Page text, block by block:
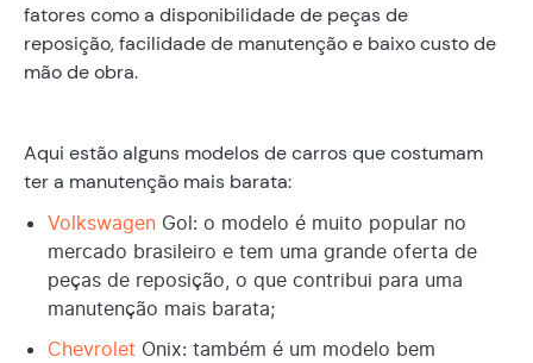
fatores como a disponibilidade de peças de
reposição, facilidade de manutenção e baixo custo de
mão de obra.
Aqui estão alguns modelos de carros que costumam
ter a manutenção mais barata:
Volkswagen Gol: o modelo é muito popular no
mercado brasileiro e tem uma grande oferta de
peças de reposição, o que contribui para uma
manutenção mais barata;
Chevrolet Onix: também é um modelo bem